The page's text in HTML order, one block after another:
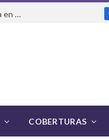
El Festival Internacional de Cortos y Videoclips Caostica aterriza en Ciudad de México
COBERTURAS